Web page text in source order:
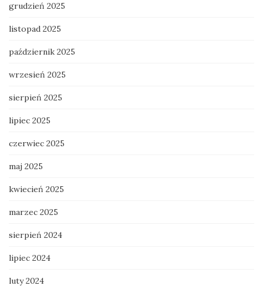
grudzień 2025
listopad 2025
październik 2025
wrzesień 2025
sierpień 2025
lipiec 2025
czerwiec 2025
maj 2025
kwiecień 2025
marzec 2025
sierpień 2024
lipiec 2024
luty 2024